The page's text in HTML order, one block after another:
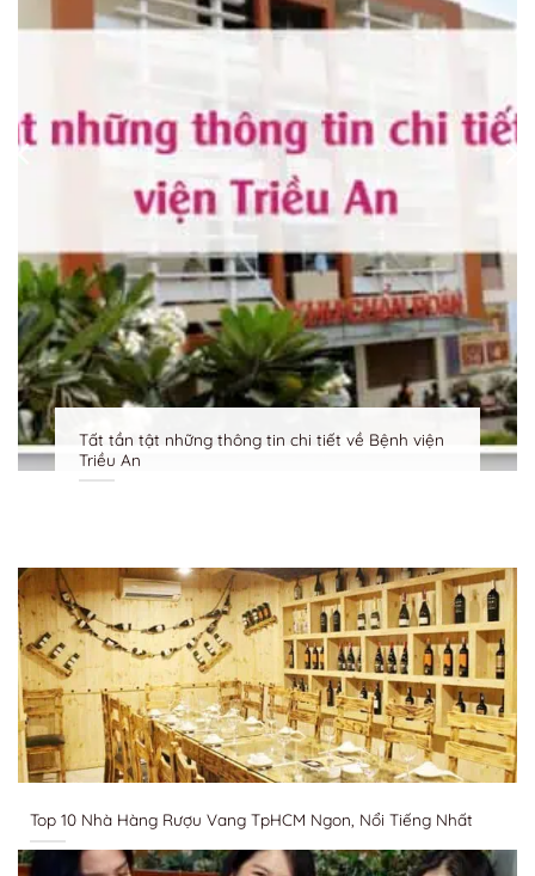
Bệnh viện Hoàn Mỹ ở đâu? Thông tin chi tiết từ A
đến Z
Top 10 Nhà Hàng Rượu Vang TpHCM Ngon, Nổi Tiếng Nhất